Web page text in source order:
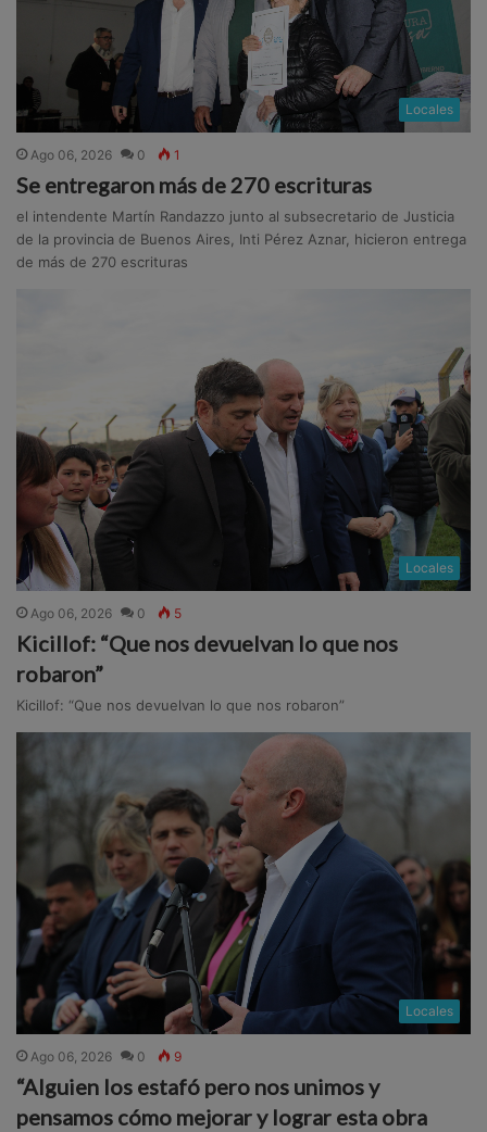
Locales
Ago 06, 2026 0 1
Se entregaron más de 270 escrituras
el intendente Martín Randazzo junto al subsecretario de Justicia
de la provincia de Buenos Aires, Inti Pérez Aznar, hicieron entrega
de más de 270 escrituras
Locales
Ago 06, 2026 0 5
Kicillof: “Que nos devuelvan lo que nos
robaron”
Kicillof: “Que nos devuelvan lo que nos robaron”
Locales
Ago 06, 2026 0 9
“Alguien los estafó pero nos unimos y
pensamos cómo mejorar y lograr esta obra